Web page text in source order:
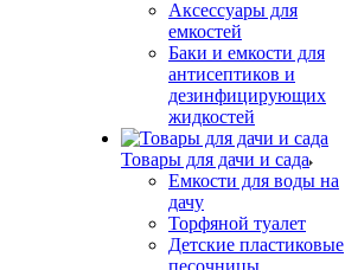
Аксессуары для
емкостей
Баки и емкости для
антисептиков и
дезинфицирующих
жидкостей
Товары для дачи и сада
Емкости для воды на
дачу
Торфяной туалет
Детские пластиковые
песочницы